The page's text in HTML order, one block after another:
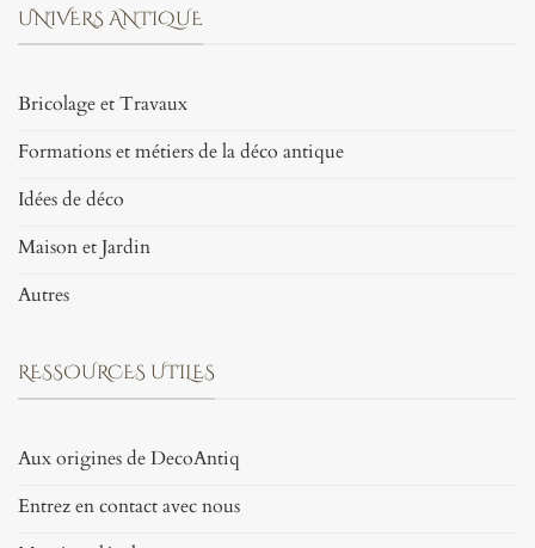
UNIVERS ANTIQUE
Bricolage et Travaux
Formations et métiers de la déco antique
Idées de déco
Maison et Jardin
Autres
RESSOURCES UTILES
Aux origines de DecoAntiq
Entrez en contact avec nous